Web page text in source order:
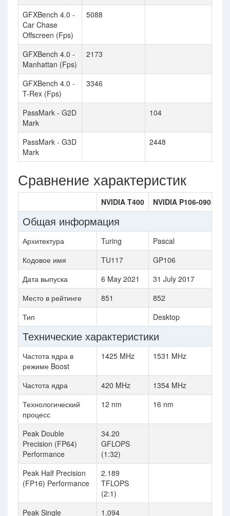
GFXBench 4.0 -
Car Chase
Offscreen (Fps)
5088
GFXBench 4.0 -
Manhattan (Fps)
2173
GFXBench 4.0 -
T-Rex (Fps)
3346
PassMark - G2D
Mark
104
PassMark - G3D
Mark
2448
Сравнение характеристик
NVIDIA T400 NVIDIA P106-090
Общая информация
Архитектура Turing
Pascal
Кодовое имя
TU117
GP106
Дата выпуска
6 May 2021
31 July 2017
Место в рейтинге
851
852
Тип
Desktop
Технические характеристики
Частота ядра в
режиме Boost
1425 MHz 1531 MHz
Частота ядра 420 MHz
1354 MHz
Технологический
процесс
12 nm 16 nm
Peak Double
Precision (FP64)
Performance
34.20
GFLOPS
(1:32)
Peak Half Precision
(FP16) Performance
2.189
TFLOPS
(2:1)
Peak Single
1,094